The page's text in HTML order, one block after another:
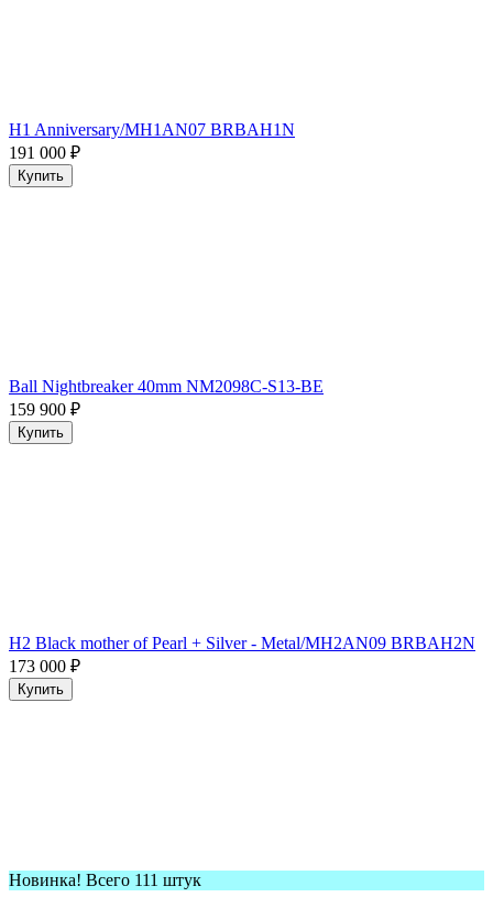
H1 Anniversary/MH1AN07 BRBAH1N
191 000 ₽
Купить
Ball Nightbreaker 40mm NM2098C-S13-BE
159 900 ₽
Купить
H2 Black mother of Pearl + Silver - Metal/MH2AN09 BRBAH2N
173 000 ₽
Купить
Новинка! Всего 111 штук